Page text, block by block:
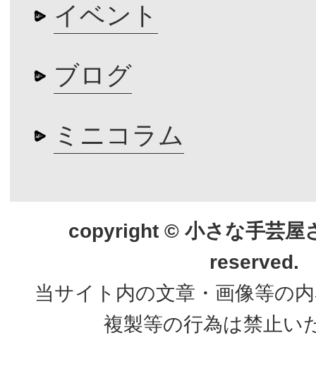
イベント
ブログ
ミニコラム
copyright © 小さな手芸屋
reserved.
当サイト内の文章・画像等の
複製等の行為は禁止い